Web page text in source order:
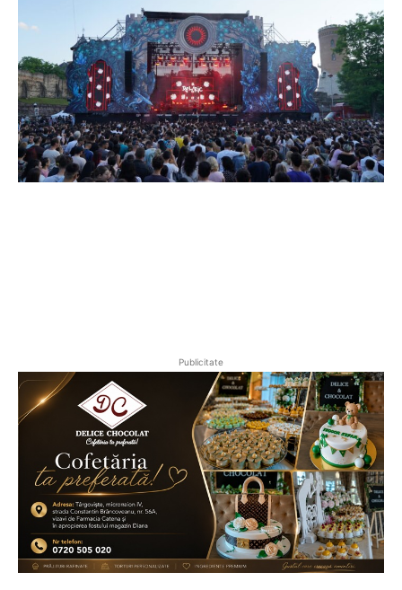
Ionuț Parghel
2de 2
Publicitate